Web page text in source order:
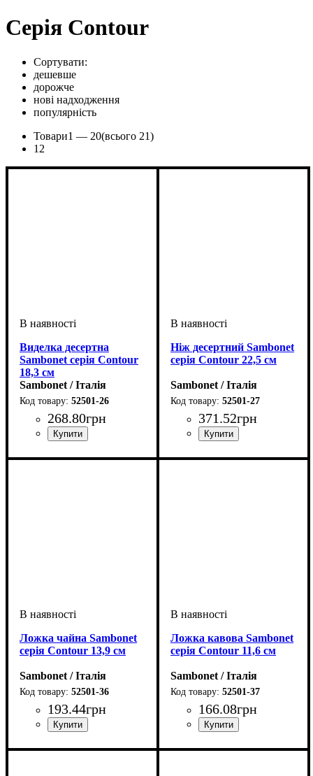
Cерія Contour
Сортувати:
дешевше
дорожче
нові надходження
популярність
Товари1 — 20(всього 21)
1 2
Виделка десертна
Sambonet серія Contour
18,3 см
Sambonet / Італія
52501-26
268.80грн
Ніж десертний Sambonet
серія Contour 22,5 см
Sambonet / Італія
52501-27
371.52грн
Ложка чайна Sambonet
серія Contour 13,9 см
Sambonet / Італія
52501-36
193.44грн
Ложка кавова Sambonet
серія Contour 11,6 см
Sambonet / Італія
52501-37
166.08грн